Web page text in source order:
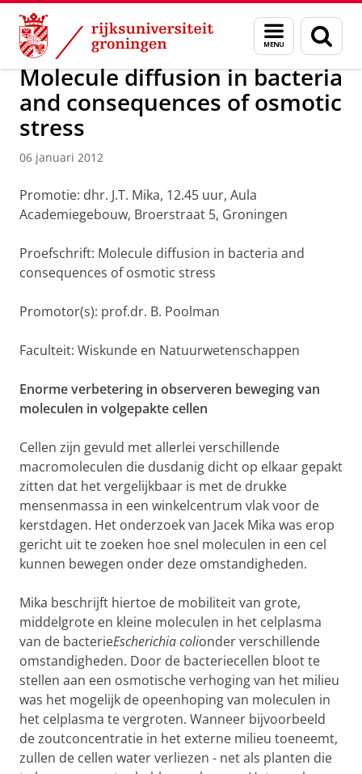
Skip
Content
Skip
Navigation
Menu
en
zoeken
Over ons Actueel Nieuws Nieuwsberichten
Molecule diffusion in bacteria
and consequences of osmotic
stress
06 januari 2012
Promotie: dhr. J.T. Mika, 12.45 uur, Aula
Academiegebouw, Broerstraat 5, Groningen
Proefschrift: Molecule diffusion in bacteria and
consequences of osmotic stress
Promotor(s): prof.dr. B. Poolman
Faculteit: Wiskunde en Natuurwetenschappen
Enorme verbetering in observeren beweging van
moleculen in volgepakte cellen
Cellen zijn gevuld met allerlei verschillende
macromoleculen die dusdanig dicht op elkaar gepakt
zitten dat het vergelijkbaar is met de drukke
mensenmassa in een winkelcentrum vlak voor de
kerstdagen. Het onderzoek van Jacek Mika was erop
gericht uit te zoeken hoe snel moleculen in een cel
kunnen bewegen onder deze omstandigheden.
Mika beschrijft hiertoe de mobiliteit van grote,
middelgrote en kleine moleculen in het celplasma
van de bacterieEscherichia colionder verschillende
omstandigheden. Door de bacteriecellen bloot te
stellen aan een osmotische verhoging van het milieu
was het mogelijk de opeenhoping van moleculen in
het celplasma te vergroten. Wanneer bijvoorbeeld
de zoutconcentratie in het externe milieu toeneemt,
zullen de cellen water verliezen - net als planten die